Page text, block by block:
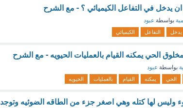
يدخل في التفاعل الكيميائي ؟ - مع الشرح
بواسطة عبود
يدخل التفاعل الكيميائي
الحي يمكنه القيام بالعمليات الحيويه - مع الشرح
بواسطة عبود
الحي يمكنه القيام بالعمليات الحيويه
وليس لها كتله وهي اصغر جزء من الطاقه الضوئيه وتوجد